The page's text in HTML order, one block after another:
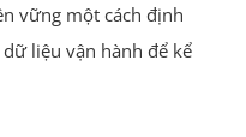
vững một cách định
liệu vận hành để kể